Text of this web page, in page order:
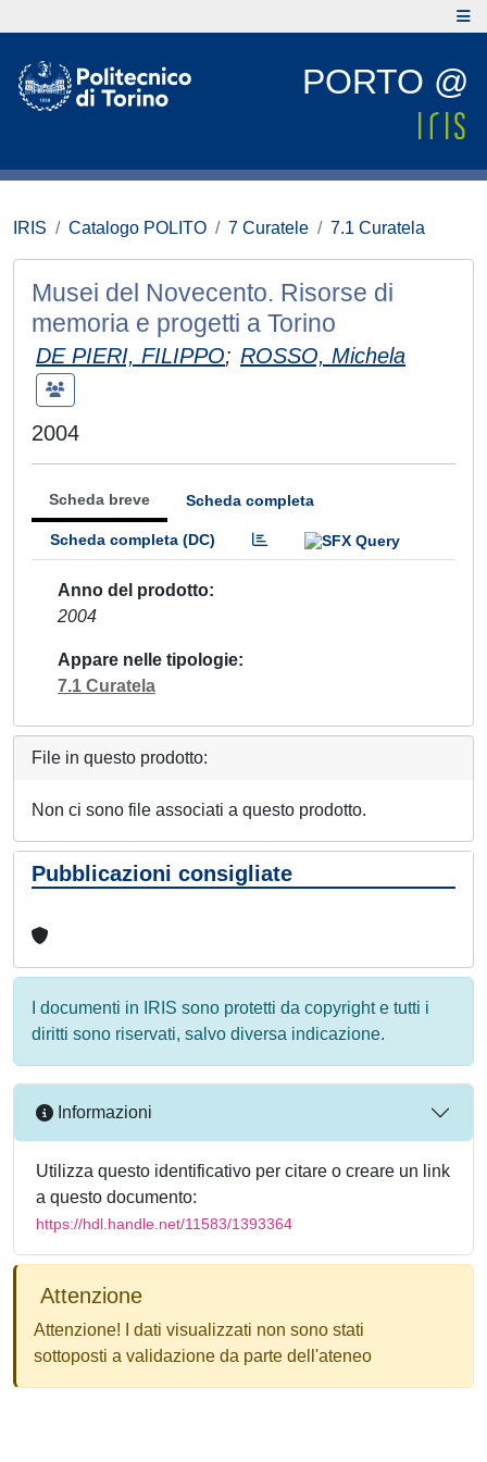
PORTO @
IRIS Catalogo POLITO 7 Curatele 7.1 Curatela
Musei del Novecento. Risorse di
memoria e progetti a Torino
DE PIERI, FILIPPO; ROSSO, Michela
2004
Scheda breve Scheda completa
Scheda completa (DC)
Anno del prodotto
2004
Appare nelle tipologie
7.1 Curatela
File in questo prodotto:
Non ci sono file associati a questo prodotto.
Pubblicazioni consigliate
I documenti in IRIS sono protetti da copyright e tutti i
diritti sono riservati, salvo diversa indicazione.
Informazioni
Utilizza questo identificativo per citare o creare un link
a questo documento:
https://hdl.handle.net/11583/1393364
Attenzione
Attenzione! I dati visualizzati non sono stati
sottoposti a validazione da parte dell'ateneo